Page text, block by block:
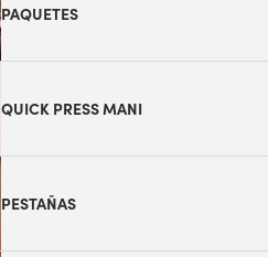
PAQUETES
QUICK PRESS MANI
PESTAÑAS